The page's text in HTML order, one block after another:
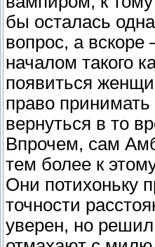
бы осталась
вопрос, а
началом такого
появиться
право
вернуться в то
Впрочем, сам
тем более к
Они потихоньку
точности
уверен, но